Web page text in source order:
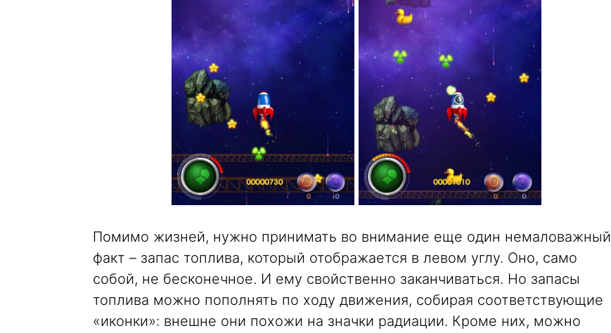
Помимо жизней, нужно принимать во внимание еще один немаловажный
факт – запас топлива, который отображается в левом углу. Оно, само
собой, не бесконечное. И ему свойственно заканчиваться. Но запасы
топлива можно пополнять по ходу движения, собирая соответствующие
«иконки»: внешне они похожи на значки радиации. Кроме них, можно